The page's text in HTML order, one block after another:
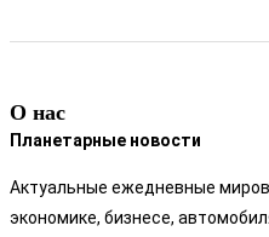
О нас
Планетарные новости
Актуальные ежедневные
экономике, бизнесе,